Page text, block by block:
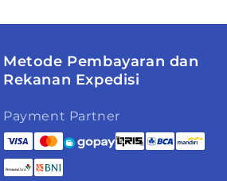
Metode Pembayaran dan
Rekanan Expedisi
Payment Partner